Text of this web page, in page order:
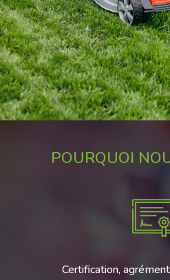
POURQUOI
Certification,